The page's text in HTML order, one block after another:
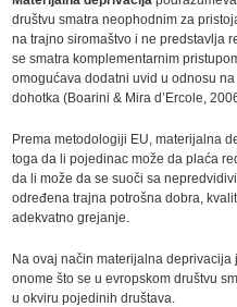
društvu smatra neophodnim za
na trajno siromaštvo i ne predstavlja
se smatra komplementarnim
omogućava dodatni uvid u odnosu
dohotka (Boarini & Mira d’Ercole,
Prema metodologiji EU, materijalna
toga da li pojedinac može da plaća
da li može da se suoči sa
određena trajna potrošna dobra,
adekvatno grejanje.
Na ovaj način materijalna
onome što se u evropskom društvu
u okviru pojedinih društava.